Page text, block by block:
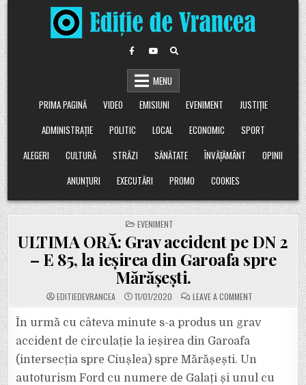
Skip
to
content
MENU
PRIMA PAGINĂ
VIDEO EMISIUNI EVENIMENT
JUSTIȚIE
ADMINISTRAȚIE
POLITIC LOCAL ECONOMIC
SPORT
ALEGERI
CULTURĂ STRĂZI SĂNĂTATE ÎNVĂȚĂMÂNT
OPINII
ANUNȚURI
EXECUTĂRI PROMO COOKIES
POSTED
IN
EVENIMENT
ULTIMA ORĂ: Grav accident pe DN 2
– E 85, la ieșirea din Garoafa spre
Mărășești.
EDITIEDEVRANCEA 11/01/2020 LEAVE A COMMENT
ULTIMA
GRAV
ACCIDENT
–
85,
În urmă cu câteva minute s-a produs un grav
accident de circulație la ieșirea din Garoafa
(intersecția spre Ciușlea) spre Mărășești. Un
autoturism Ford cu numere de Galați și unul cu